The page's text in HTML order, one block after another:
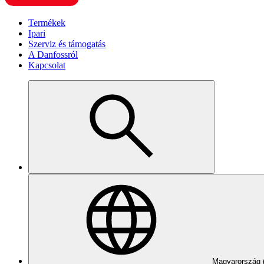
Termékek
Ipari
Szerviz és támogatás
A Danfossról
Kapcsolat
Magyarország